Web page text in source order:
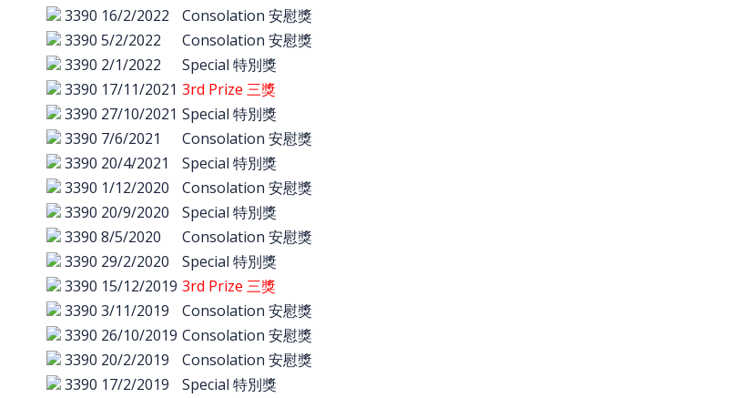
3390 16/2/2022
Consolation 安慰獎
3390 5/2/2022
Consolation 安慰獎
3390 2/1/2022
Special 特別獎
3390 17/11/2021 3rd Prize 三獎
3390 27/10/2021 Special 特別獎
3390 7/6/2021
Consolation 安慰獎
3390 20/4/2021
Special 特別獎
3390 1/12/2020
Consolation 安慰獎
3390 20/9/2020
Special 特別獎
3390 8/5/2020
Consolation 安慰獎
3390 29/2/2020
Special 特別獎
3390 15/12/2019 3rd Prize 三獎
3390 3/11/2019
Consolation 安慰獎
3390 26/10/2019 Consolation 安慰獎
3390 20/2/2019
Consolation 安慰獎
3390 17/2/2019
Special 特別獎